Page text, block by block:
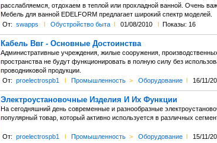
расслабляемся, отдохаем в теплой или прохладной ванной. Очень
Мебель для ванной EDELFORM предлагает широкий спектр моделей.
От: swapps l Обустройство быта l 01/08/2010 l Показы: 16
Кабель Ввг - Основные Достоинства
Административные учреждения, жилые сооружения,
пространства не будут функционировать в полную силу без
проводниковой продукции.
От: proelectrospb1 l Промышленность > Оборудование l 16/11/
Электроустановочные Изделия И Их Функции
На сегодняшний день современные и разнообразные
популярный товар, который активно используется в различных
От: proelectrospb1 l Промышленность > Оборудование l 15/11/